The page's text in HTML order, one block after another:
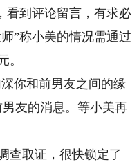
到评论留言，有求必
”称小美的情况需通过
。
你和前男友之间的缘
友的消息。等小美再
取证，很快锁定了